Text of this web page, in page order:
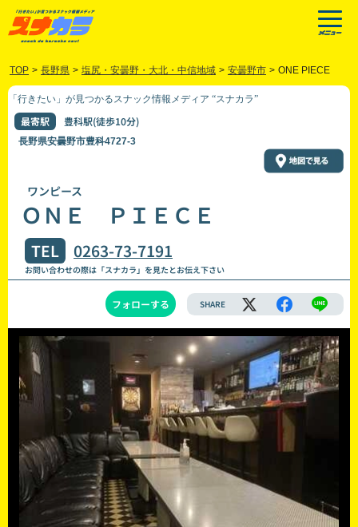
TOP > 長野県 > 塩尻・安曇野・大北・中信地域 > 安曇野市 > ONE PIECE
「行きたい」が見つかるスナック情報メディア “スナカラ”
最寄駅 豊科駅(徒歩10分)
長野県安曇野市豊科4727-3
ワンピース
ＯＮＥ ＰＩＥＣＥ
TEL 0263-73-7191
お問い合わせの際は「スナカラ」を見たとお伝え下さい
フォローする SHARE